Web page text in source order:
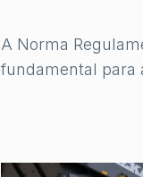
A Norma
fundamental para